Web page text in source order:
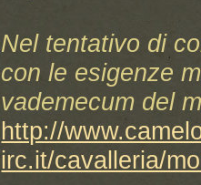
Nel tentativo di
con le esigenze
vademecum del
http://
irc.it/cavalleria/